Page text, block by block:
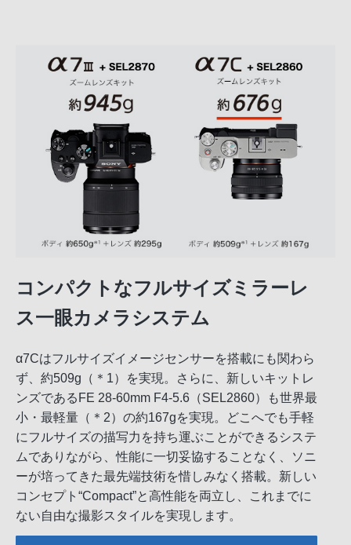
コンパクトなフルサイズミラーレ
ス一眼カメラシステム
α7Cはフルサイズイメージセンサーを搭載にも関わら
ず、約509g（＊1）を実現。さらに、新しいキットレ
ンズであるFE 28-60mm F4-5.6（SEL2860）も世界最
小・最軽量（＊2）の約167gを実現。どこへでも手軽
にフルサイズの描写力を持ち運ぶことができるシステ
ムでありながら、性能に一切妥協することなく、ソニ
ーが培ってきた最先端技術を惜しみなく搭載。新しい
コンセプト“Compact”と高性能を両立し、これまでに
ない自由な撮影スタイルを実現します。